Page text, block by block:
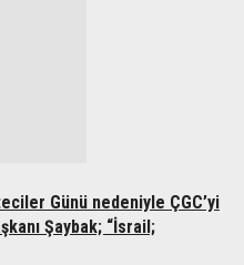
Günü nedeniyle ÇGC’yi
Şaybak; “İsrail;